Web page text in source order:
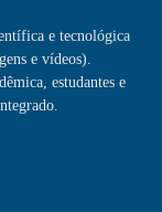
e tecnológica
e vídeos).
estudantes e